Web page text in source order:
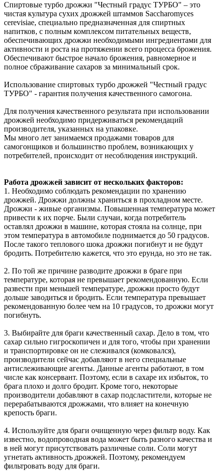
Спиртовые турбо дрожжи "Честный градус ТУРБО" – это
чистая культура сухих дрожжей штаммов Saccharomyces
cerevisiae, специально предназначенная для спиртных
напитков, с полным комплексом питательных веществ,
обеспечивающих дрожжи необходимыми ингредиентами для
активности и роста на протяжении всего процесса брожения.
Обеспечивают быстрое начало брожения, равномерное и
полное сбраживание сахаров за минимальный срок.
Использование спиртовых турбо дрожжей "Честный градус
ТУРБО" - гарантия получения качественного самогона.
Для получения качественного результата при использовании
дрожжей необходимо придерживаться рекомендаций
производителя, указанных на упаковке.
Мы много лет занимаемся продажами товаров для
самогонщиков и большинство проблем, возникающих у
потребителей, происходит от несоблюдения инструкций.
Работа дрожжей зависит от нескольких факторов:
1. Необходимо соблюдать рекомендации по хранению
дрожжей. Дрожжи должны храниться в прохладном месте.
Дрожжи - живые организмы. Повышенная температура может
привести к их порче. Были случаи, когда потребитель
оставлял дрожжи в машине, которая стояла на солнце, при
этом температура в автомобиле поднимается до 50 градусов.
После такого теплового шока дрожжи погибнут и не будут
бродить. Потребителю кажется, что это ерунда, но это не так.
2. По той же причине разводите дрожжи в браге при
температуре, которая не превышает рекомендованную. Если
развести при меньшей температуре, дрожжи просто будут
дольше заводиться и бродить. Если температура превышает
рекомендованную более чем на 10 градусов, то дрожжи могут
погибнуть.
3. Выбирайте для браги качественный сахар. Дело в том, что
сахар сильно гигроскопичен и для того, чтобы при хранении
и транспортировке он не слеживался (комковался),
производители сейчас добавляют в него специальные
антислеживающие агенты. Данные агенты работают, в том
числе как консервант. Поэтому, если в сахаре их избыток, то
брага плохо и долго бродит. Кроме того, некоторые
производители добавляют в сахар подсластители, которые не
перерабатываются дрожжами, что влияет на конечную
крепость браги.
4. Используйте для браги очищенную через фильтр воду. Как
известно, водопроводная вода может быть разного качества и
в ней могут присутствовать различные соли. Соли могут
угнетать активность дрожжей. Поэтому, рекомендуем
фильтровать воду для браги.